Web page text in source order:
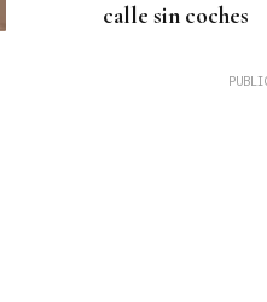
calle sin coches